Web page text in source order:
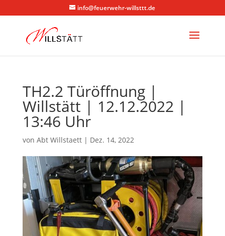
info@feuerwehr-willsttt.de
TH2.2 Türöffnung |
Willstätt | 12.12.2022 |
13:46 Uhr
von Abt Willstaett| Dez. 14, 2022